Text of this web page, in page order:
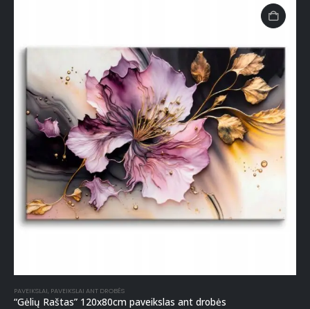
PAVEIKSLAI, PAVEIKSLAI ANT DROBĖS
“Gėlių Raštas” 120x80cm paveikslas ant drobės